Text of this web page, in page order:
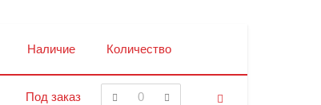
Наличие Количество
Под заказ